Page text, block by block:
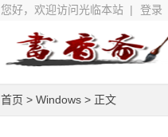
您好，欢迎访问光临本站 | 登录
首页 > Windows > 正文